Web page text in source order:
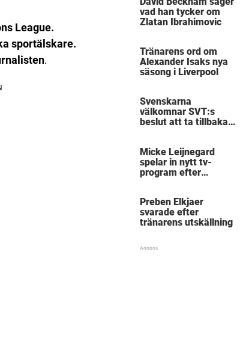
League.
sportälskare.
.
vad han tycker om
Zlatan Ibrahimovic
Tränarens ord om
Alexander Isaks nya
säsong i Liverpool
Svenskarna
välkomnar SVT:s
beslut att ta tillbaka
Micke Leijnegard
spelar in nytt tv-
program efter
Preben Elkjaer
svarade efter
tränarens utskällning